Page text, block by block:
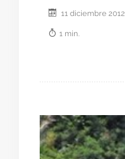
11 diciembre 2012
1 min.